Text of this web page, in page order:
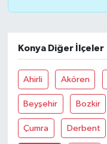
Konya Diğer İlçeler
Ahirli Akören
Beyşehir Bozkir
Çumra Derbent